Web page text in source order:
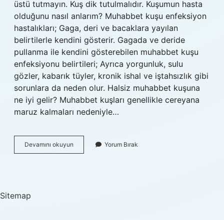
üstü tutmayın. Kuş dik tutulmalıdır. Kuşumun hasta
olduğunu nasıl anlarım? Muhabbet kuşu enfeksiyon
hastalıkları; Gaga, deri ve bacaklara yayılan
belirtilerle kendini gösterir. Gagada ve deride
pullanma ile kendini gösterebilen muhabbet kuşu
enfeksiyonu belirtileri; Ayrıca yorgunluk, sulu
gözler, kabarık tüyler, kronik ishal ve iştahsızlık gibi
sorunlara da neden olur. Halsiz muhabbet kuşuna
ne iyi gelir? Muhabbet kuşları genellikle cereyana
maruz kalmaları nedeniyle…
Devamını okuyun
Kuşun
Yorum Bırak
Sitemap